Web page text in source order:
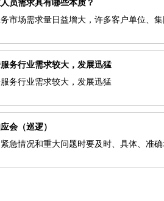
员需求具有哪些本质？
市场需求量日益增大，许多客户单位、
务行业需求较大，发展迅猛
务行业需求较大，发展迅猛
会（巡逻）
急情况和重大问题时要及时、具体、准